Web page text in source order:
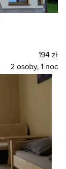
194 zł
2 osoby, 1 noc